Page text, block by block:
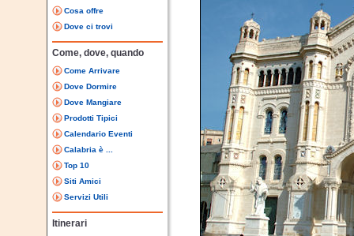
Cosa offre
Dove ci trovi
Come, dove, quando
Come Arrivare
Dove Dormire
Dove Mangiare
Prodotti Tipici
Calendario Eventi
Calabria è ...
Top 10
Siti Amici
Servizi Utili
Itinerari